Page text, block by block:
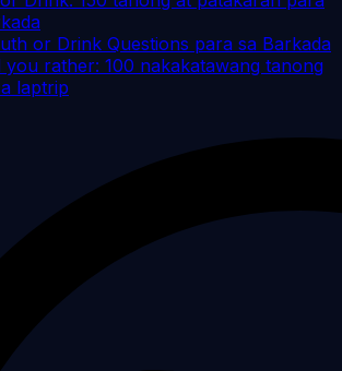
or Drink Questions para sa Barkada
you rather: 100 nakakatawang tanong
laptrip